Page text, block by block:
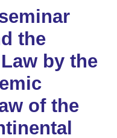
the
by the
of the